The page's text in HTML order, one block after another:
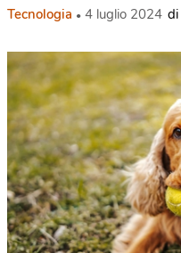
Tecnologia 4 luglio 2024 di